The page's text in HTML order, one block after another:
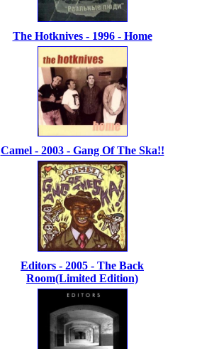
The Hotknives - 1996 - Home
Camel - 2003 - Gang Of The Ska!!
Editors - 2005 - The Back
Room(Limited Edition)